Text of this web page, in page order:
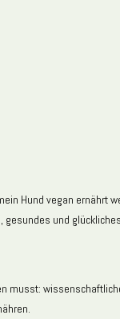
Hund vegan
und
musst: